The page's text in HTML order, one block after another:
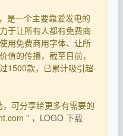
是一个主要靠爱发电的
于让所有人都有免费商
用免费商用字体、让所
值的传播，截至目前，
1500款，已累计吸引超
可分享给更多有需要的
” ， LOGO 下载